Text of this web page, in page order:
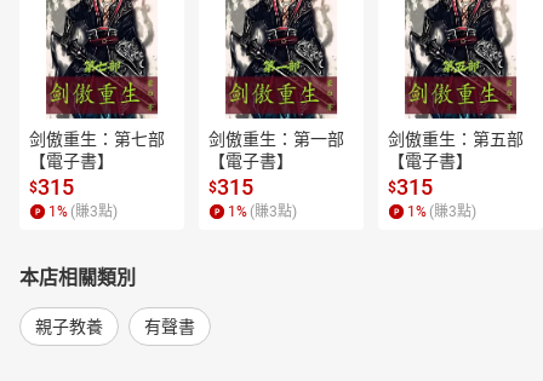
剑傲重生：第七部
【電子書】
$315
1 % (賺3點)
剑傲重生：第一部
【電子書】
$315
1 % (賺3點)
剑傲重生：第五部
【電子書】
$315
1 % (賺3點)
本店相關類別
親子教養 有聲書